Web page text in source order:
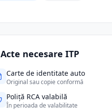
Acte necesare ITP
Carte de identitate auto
Original sau copie conformă
Poliță RCA valabilă
În perioada de valabilitate